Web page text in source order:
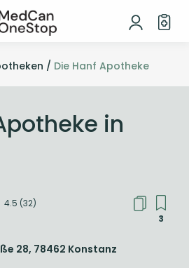
/ Die Hanf Apotheke
in
4.5 (32)
3
28, 78462 Konstanz